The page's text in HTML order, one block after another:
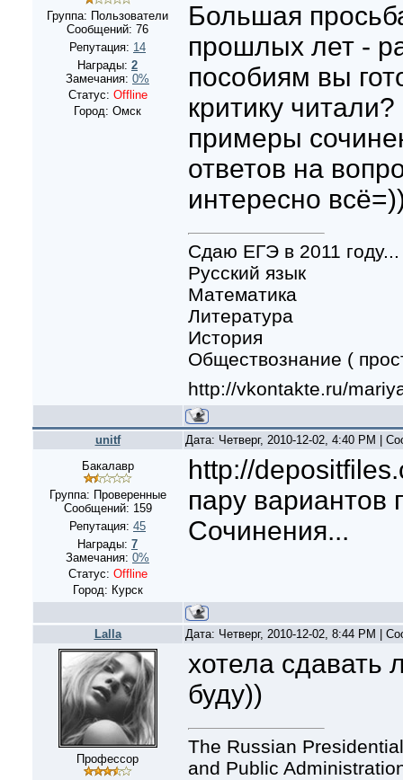
Группа: Пользователи
Сообщений: 76
Репутация: 14
Награды: 2
Замечания: 0%
Статус: Offline
Город: Омск
Большая
прошлых лет -
пособиям вы
критику
примеры
ответов на
интересно
Сдаю ЕГЭ в 2011 году...
Русский язык
Математика
Литература
История
Обществознание (
http://vkontakte.ru/
unitf
Дата: Четверг, 2010-12-02, 4:40 PM |
Бакалавр
Группа: Проверенные
Сообщений: 159
Репутация: 45
Награды: 7
Замечания: 0%
Статус: Offline
Город: Курск
http://
пару вариантов
Сочинения...
Lalla Дата: Четверг, 2010-12-02, 8:44 PM |
Профессор
хотела сдавать
буду))
The Russian
and Public